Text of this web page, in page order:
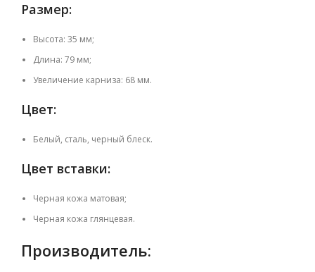
Размер:
Высота: 35 мм;
Длина: 79 мм;
Увеличение карниза: 68 мм.
Цвет:
Белый, сталь, черный блеск.
Цвет вставки:
Черная кожа матовая;
Черная кожа глянцевая.
Производитель: